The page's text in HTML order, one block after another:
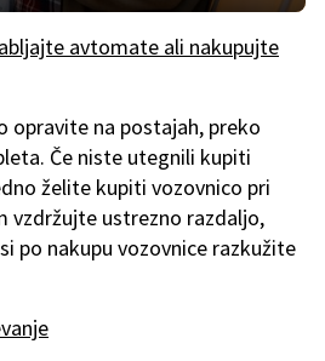
avtomate ali nakupujte
opravite na postajah, preko
Če niste utegnili kupiti
želite kupiti vozovnico pri
vzdržujte ustrezno razdaljo,
po nakupu vozovnice razkužite